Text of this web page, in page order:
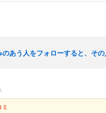
のあう人をフォローすると、そ